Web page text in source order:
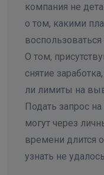
компания не
о том, какими
О том,
снятие
ли лимиты на
Подать запрос
могут через
времени длится
узнать не